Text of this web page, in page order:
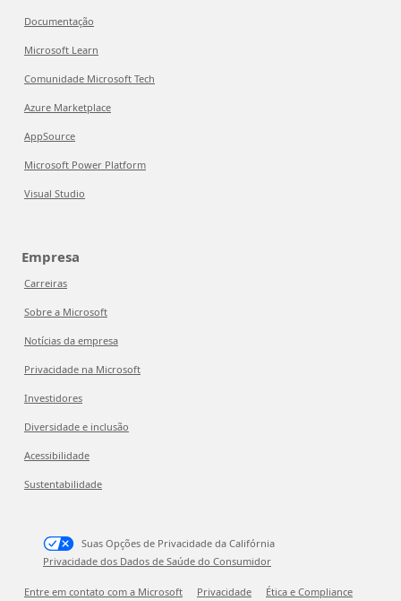
Documentação
Microsoft Learn
Comunidade Microsoft Tech
Azure Marketplace
AppSource
Microsoft Power Platform
Visual Studio
Empresa
Carreiras
Sobre a Microsoft
Notícias da empresa
Privacidade na Microsoft
Investidores
Diversidade e inclusão
Acessibilidade
Sustentabilidade
Suas Opções de Privacidade da Califórnia
Privacidade dos Dados de Saúde do Consumidor
Entre em contato com a Microsoft Privacidade Ética e Compliance